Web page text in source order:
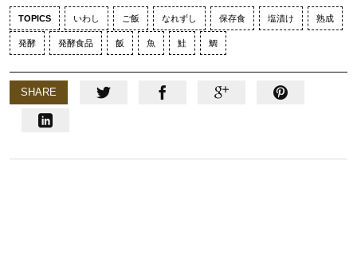
TOPICS いわし ご飯 なれずし 保存食 塩漬け 熟成
発酵 発酵食品 飯 魚 鮭 鯛
SHARE